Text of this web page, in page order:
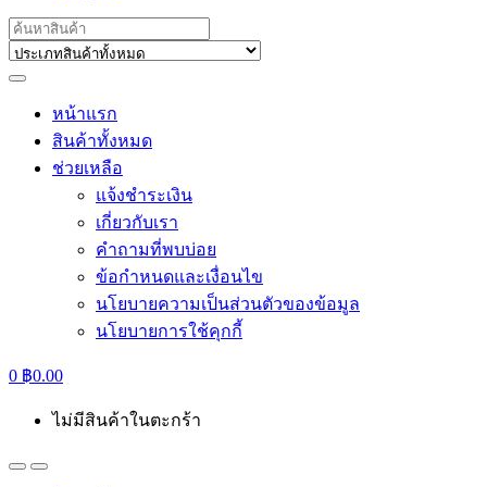
Search
for:
หน้าแรก
สินค้าทั้งหมด
ช่วยเหลือ
แจ้งชำระเงิน
เกี่ยวกับเรา
คำถามที่พบบ่อย
ข้อกำหนดและเงื่อนไข
นโยบายความเป็นส่วนตัวของข้อมูล
นโยบายการใช้คุกกี้
0 ฿0.00
ไม่มีสินค้าในตะกร้า